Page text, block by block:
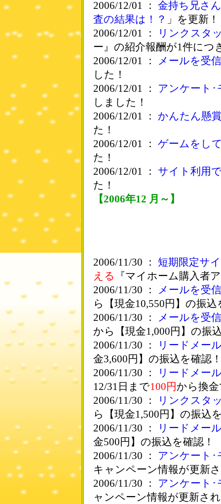
2006/12/01 ： 金持ち兄さ
査の結果は！？ 」を更新！
2006/12/01 ：
リンクスタ
ー』の紹介報酬が1件につ
2006/12/01 ：
メールを受
した！
2006/12/01 ： アンケート
しました！
2006/12/01 ： かんたん懸
た！
2006/12/01 ： ゲームをし
た！
2006/12/01 ： サイト利用
た！
【2006年12 月～】
2006/11/30 ： 短期限定サ
える
『マイホーム購入者
2006/11/30 ：
メールを受
ら【現金10,550円】の振込
2006/11/30 ：
メールを受
から【現金1,000円】の振
2006/11/30 ：
リードメー
金3,600円】の振込を確認
2006/11/30 ：
リードメー
12/31日まで100円 から換
2006/11/30 ：
リンクスタ
ら【現金1,500円】の振込
2006/11/30 ：
リードメー
金500円】の振込を確認！
2006/11/30 ： アンケート
キャンペーン情報が更新
2006/11/30 ： アンケート
ャンペーン情報が更新さ